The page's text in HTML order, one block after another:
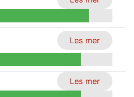
Les mer
Les mer